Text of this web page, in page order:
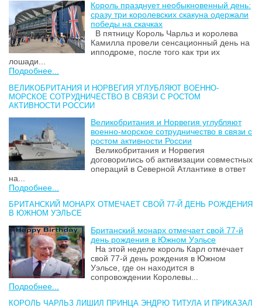
Король празднует необыкновенный день:
сразу три королевских скакуна одержали
победы на скачках
В пятницу Король Чарльз и королева
Камилла провели сенсационный день на
ипподроме, после того как три их
лошади...
Подробнее...
ВЕЛИКОБРИТАНИЯ И НОРВЕГИЯ УГЛУБЛЯЮТ ВОЕННО-
МОРСКОЕ СОТРУДНИЧЕСТВО В СВЯЗИ С РОСТОМ
АКТИВНОСТИ РОССИИ
Великобритания и Норвегия углубляют
военно-морское сотрудничество в связи с
ростом активности России
Великобритания и Норвегия
договорились об активизации совместных
операций в Северной Атлантике в ответ
на...
Подробнее...
БРИТАНСКИЙ МОНАРХ ОТМЕЧАЕТ СВОЙ 77-Й ДЕНЬ РОЖДЕНИЯ
В ЮЖНОМ УЭЛЬСЕ
Британский монарх отмечает свой 77-й
день рождения в Южном Уэльсе
На этой неделе король Карл отмечает
свой 77-й день рождения в Южном
Уэльсе, где он находится в
сопровождении Королевы...
Подробнее...
КОРОЛЬ ЧАРЛЬЗ ЛИШИЛ ПРИНЦА ЭНДРЮ ТИТУЛА И ПРИКАЗАЛ